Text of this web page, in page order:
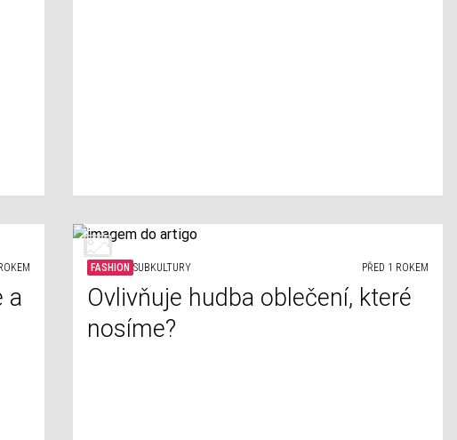
a
FASHION SUBKULTURY PŘED 1 ROKEM
Ovlivňuje hudba oblečení, které
nosíme?